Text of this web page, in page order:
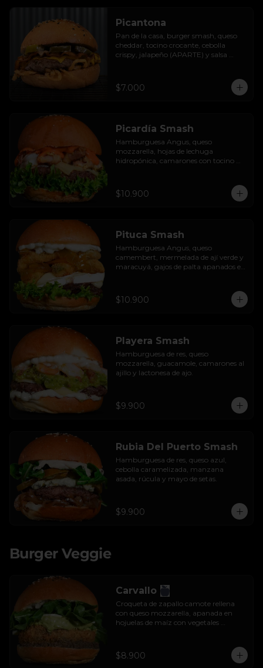
Picantona
Pan de la casa, burger smash, queso
cheddar, tocino crocante, cebolla
crispy, jalapeño (APARTE) y salsa
$7.000
Picardía Smash
Hamburguesa Angus, queso
mozzarella, hojas de lechuga
hidropónica, camarones con tocino
$10.900
Pituca Smash
Hamburguesa Angus, queso
camembert, mermelada de ají verde y
maracuyá, gajos de palta apanados en
$10.900
Playera Smash
Hamburguesa de res, queso
mozzarella, guacamole, camarones al
ajillo y lactonesa de ajo.
$9.900
Rubia Del Puerto Smash
Hamburguesa de res, queso azul,
cebolla caramelizada, manzana
asada, rúcula y mayo de setas.
$9.900
Burger Veggie
Carvallo
Croqueta de zapallo camote rellena
con queso mozzarella, apanada en
hojuelas de maíz con vegetales
$8.900